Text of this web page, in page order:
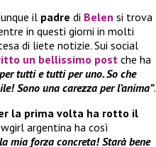
il padre di Belen si trova
in questi giorni in molti
di liete notizie. Sui social
un bellissimo post che ha
tutti e tutti per uno. So che
Sono una carezza per l’anima”.
la prima volta ha rotto il
argentina ha così
mia forza concreta! Starà bene